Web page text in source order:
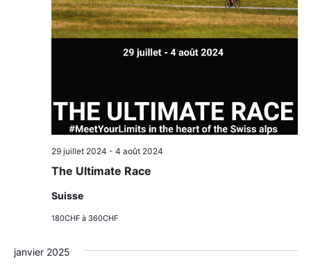
The Ultimate Race
29 juillet 2024 - 4 août 2024
Suisse
180CHF à 360CHF
janvier 2025